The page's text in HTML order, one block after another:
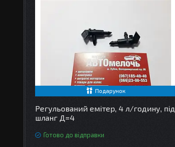
Подарунок
Регульований емітер, 4 л/годину, під
шланг Д=4
Готово до відправки